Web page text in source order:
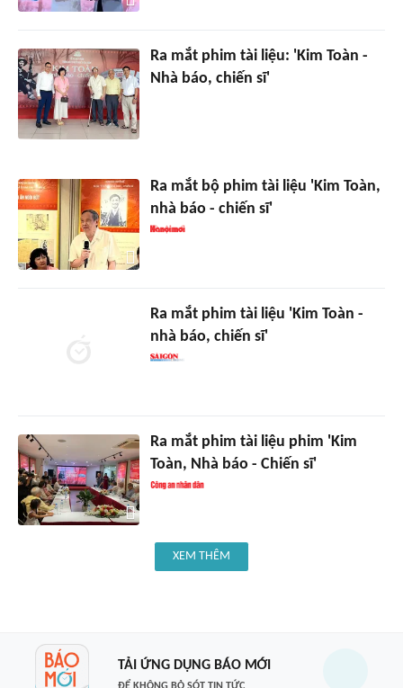
Ra mắt phim tài liệu: 'Kim Toàn -
Nhà báo, chiến sĩ'
Ra mắt bộ phim tài liệu 'Kim Toàn,
nhà báo - chiến sĩ'
Ra mắt phim tài liệu 'Kim Toàn -
nhà báo, chiến sĩ'
Ra mắt phim tài liệu phim 'Kim
Toàn, Nhà báo - Chiến sĩ'
XEM THÊM
TẢI ỨNG DỤNG BÁO MỚI